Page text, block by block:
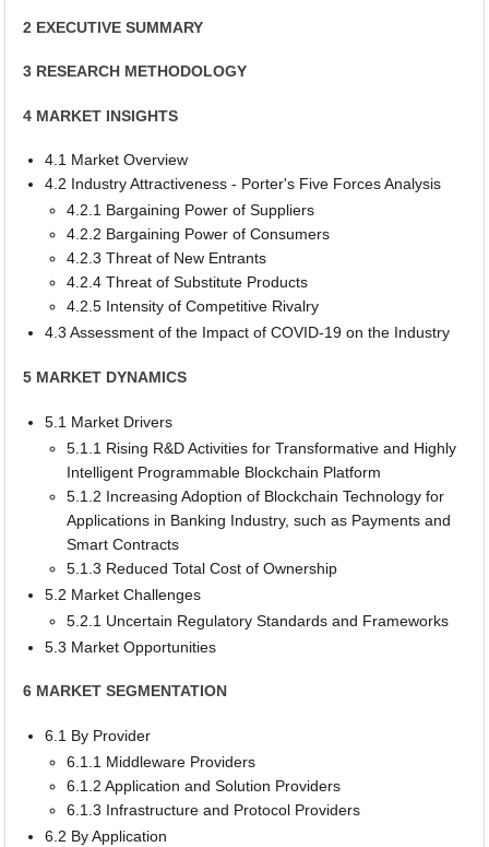
2 EXECUTIVE SUMMARY
3 RESEARCH METHODOLOGY
4 MARKET INSIGHTS
4.1 Market Overview
4.2 Industry Attractiveness - Porter's Five Forces Analysis
4.2.1 Bargaining Power of Suppliers
4.2.2 Bargaining Power of Consumers
4.2.3 Threat of New Entrants
4.2.4 Threat of Substitute Products
4.2.5 Intensity of Competitive Rivalry
4.3 Assessment of the Impact of COVID-19 on the Industry
5 MARKET DYNAMICS
5.1 Market Drivers
5.1.1 Rising R&D Activities for Transformative and Highly
Intelligent Programmable Blockchain Platform
5.1.2 Increasing Adoption of Blockchain Technology for
Applications in Banking Industry, such as Payments and
Smart Contracts
5.1.3 Reduced Total Cost of Ownership
5.2 Market Challenges
5.2.1 Uncertain Regulatory Standards and Frameworks
5.3 Market Opportunities
6 MARKET SEGMENTATION
6.1 By Provider
6.1.1 Middleware Providers
6.1.2 Application and Solution Providers
6.1.3 Infrastructure and Protocol Providers
6.2 By Application